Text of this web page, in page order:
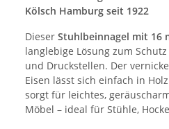
Kölsch Hamburg seit 1922
Dieser Stuhlbeinnagel mit 16
langlebige Lösung zum
und Druckstellen. Der
Eisen lässt sich einfach in
sorgt für leichtes,
Möbel – ideal für Stühle,